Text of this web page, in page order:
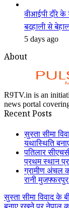
वीआईपी दौरे
बदहाली से बेहाल
5 days ago
About
R9TV.in is an
news portal
Recent Posts
सुस्ता सीमा
यथास्थिति
पतिलार
प्रथम स्थान
ग्रामीण अंचल
रानी
सुस्ता सीमा विवाद
बनाए रखने पर नेपाल